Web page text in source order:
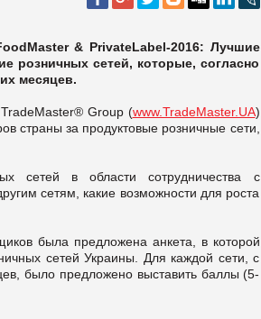
& PrivateLabel-2016: Лучшие
розничных сетей, которые, согласно
месяцев.
Group (www.TradeMaster.UA)
страны за продуктовые розничные сети,
сетей в области сотрудничества с
сетям, какие возможности для роста
была предложена анкета, в которой
сетей Украины. Для каждой сети, с
было предложено выставить баллы (5-